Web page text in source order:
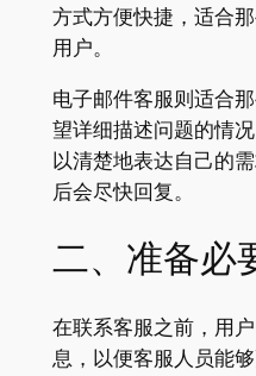
方式方便快捷，适合
用户。
电子邮件客服则适合
望详细描述问题的情
以清楚地表达自己的
后会尽快回复。
二、准备必
在联系客服之前，用
息，以便客服人员能